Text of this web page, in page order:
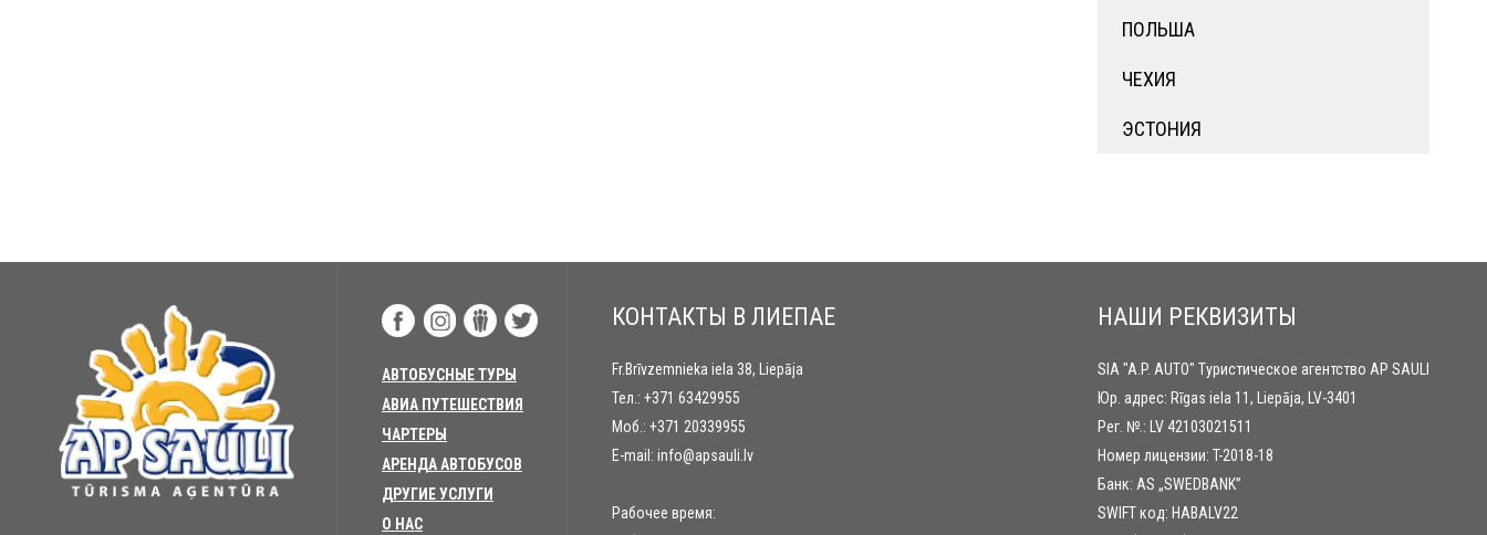
ПОЛЬША
ЧЕХИЯ
ЭСТОНИЯ
АВТОБУСНЫЕ ТУРЫ
АВИА ПУТЕШЕСТВИЯ
ЧАРТЕРЫ
АРЕНДА АВТОБУСОВ
ДРУГИЕ УСЛУГИ
О НАС
КОНТАКТЫ В ЛИЕПАЕ
Fr.Brīvzemnieka iela 38, Liepāja
Тел.: +371 63429955
Моб.: +371 20339955
E-mail: info@apsauli.lv
Рабочее время:
НАШИ РЕКВИЗИТЫ
SIA "A.P. AUTO" Туристическое агентство AP SAULI
Юр. адрес: Rīgas iela 11, Liepāja, LV-3401
Рег. №.: LV 42103021511
Номер лицензии: T-2018-18
Банк: AS „SWEDBANK”
SWIFT код: HABALV22